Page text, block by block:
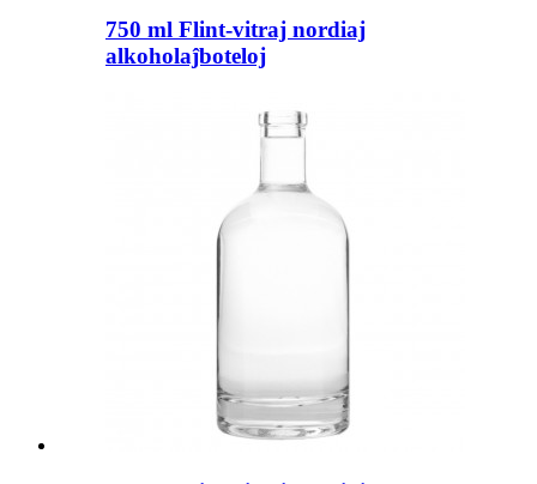
750 ml Flint-vitraj nordiaj
alkoholaĵboteloj